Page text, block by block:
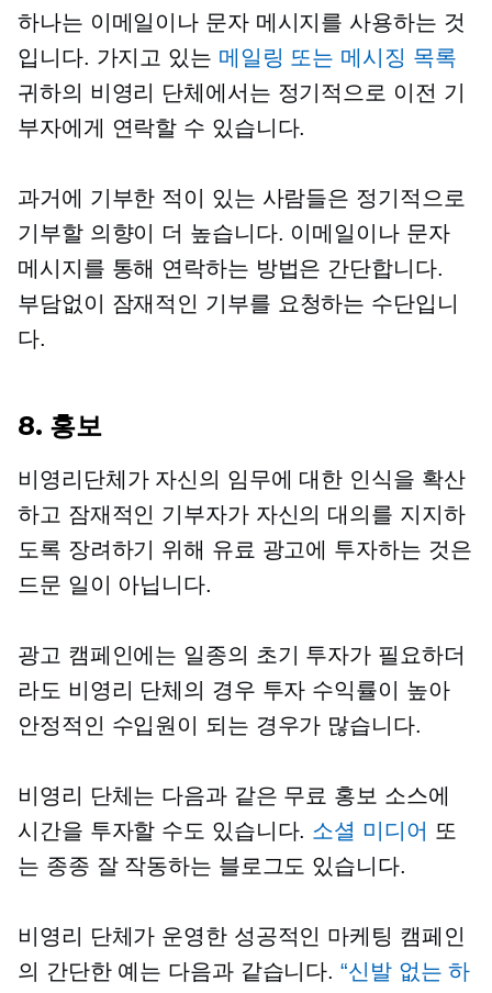
하나는 이메일이나 문자 메시지를 사용하는 것
입니다. 가지고 있는 메일링 또는 메시징 목록
귀하의 비영리 단체에서는 정기적으로 이전 기
부자에게 연락할 수 있습니다.
과거에 기부한 적이 있는 사람들은 정기적으로
기부할 의향이 더 높습니다. 이메일이나 문자
메시지를 통해 연락하는 방법은 간단합니다.
부담없이
잠재적인 기부를 요청하는 수단입니
다.
8. 홍보
비영리단체가 자신의 임무에 대한 인식을 확산
하고 잠재적인 기부자가 자신의 대의를 지지하
도록 장려하기 위해 유료 광고에 투자하는 것은
드문 일이 아닙니다.
광고 캠페인에는 일종의 초기 투자가 필요하더
라도 비영리 단체의 경우 투자 수익률이 높아
안정적인 수입원이 되는 경우가 많습니다.
비영리 단체는 다음과 같은 무료 홍보 소스에
시간을 투자할 수도 있습니다. 소셜 미디어 또
는 종종 잘 작동하는 블로그도 있습니다.
비영리 단체가 운영한 성공적인 마케팅 캠페인
의 간단한 예는 다음과 같습니다.“신발 없는 하